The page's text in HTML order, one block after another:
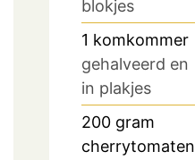
blokjes
1 komkommer
gehalveerd en
in plakjes
200 gram
cherrytomaten